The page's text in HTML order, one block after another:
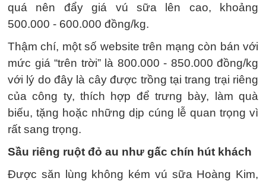
quá nên đẩy giá vú sữa lên cao, khoảng
500.000 - 600.000 đồng/kg.
Thậm chí, một số website trên mạng còn bán với
mức giá “trên trời” là 800.000 - 850.000 đồng/kg
với lý do đây là cây được trồng tại trang trại riêng
của công ty, thích hợp để trưng bày, làm quà
biếu, tặng hoặc những dịp cúng lễ quan trọng vì
rất sang trọng.
Sầu riêng ruột đỏ au như gấc chín hút khách
Được săn lùng không kém vú sữa Hoàng Kim,